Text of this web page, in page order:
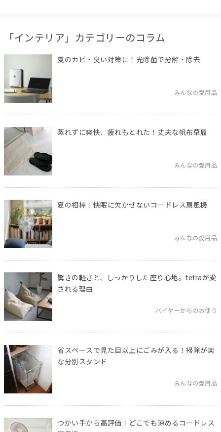
「インテリア」カテゴリーのコラム
夏のカビ・臭い対策に！光除菌で分解・除去
みんなの愛用品
蒸れずに爽快、疲れもとれた！丈夫な帆布草履
みんなの愛用品
夏の相棒！快眠に欠かせないコードレス扇風機
みんなの愛用品
驚きの軽さと、しっかりした座り心地。tetraが愛
される理由
バイヤーからのお便り
省スペースで見た目以上にごみが入る！掃除が楽
な分別スタンド
みんなの愛用品
つかい手から高評価！どこでも涼めるコードレス